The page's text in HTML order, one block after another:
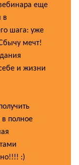
еще
в
шага: уже
мечт!
и жизни
в полное
:)